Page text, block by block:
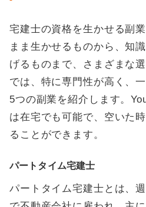
宅建士の資格を生かせる副
まま生かせるものから、知
げるものまで、さまざまな
では、特に専門性が高く、
5つの副業を紹介します。
は在宅でも可能で、空いた
ることができます。
パートタイム宅建士
パートタイム宅建士とは、